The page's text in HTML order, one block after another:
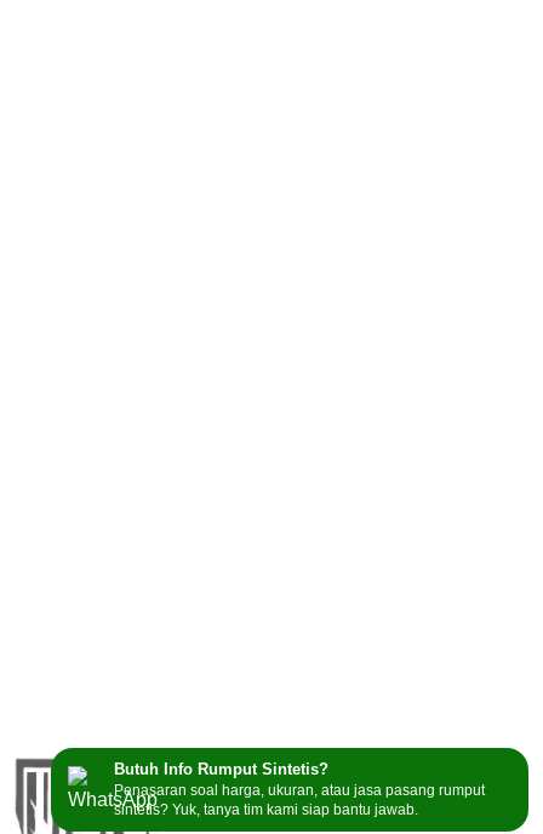
Butuh Info Rumput Sintetis?
Penasaran soal harga, ukuran, atau jasa pasang rumput
sintetis? Yuk, tanya tim kami siap bantu jawab.